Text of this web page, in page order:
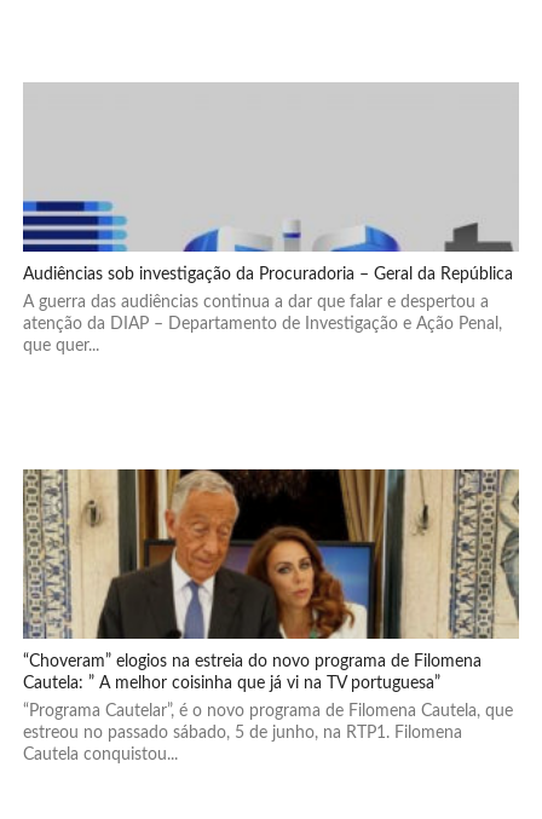
Audiências sob investigação da Procuradoria – Geral da República
A guerra das audiências continua a dar que falar e despertou a
atenção da DIAP – Departamento de Investigação e Ação Penal,
que quer...
“Choveram” elogios na estreia do novo programa de Filomena
Cautela: ” A melhor coisinha que já vi na TV portuguesa”
“Programa Cautelar”, é o novo programa de Filomena Cautela, que
estreou no passado sábado, 5 de junho, na RTP1. Filomena
Cautela conquistou...